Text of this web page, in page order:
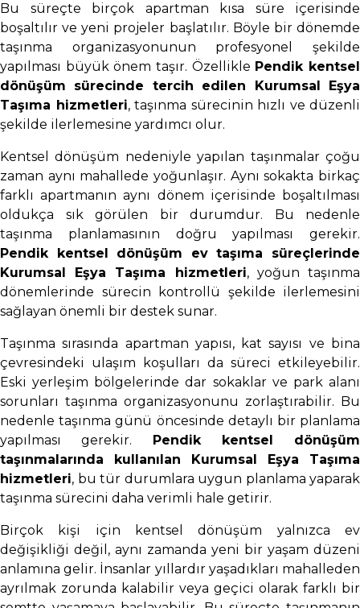
Bu süreçte birçok apartman kısa süre içerisinde
boşaltılır ve yeni projeler başlatılır. Böyle bir dönemde
taşınma organizasyonunun profesyonel şekilde
yapılması büyük önem taşır. Özellikle Pendik kentsel
dönüşüm sürecinde tercih edilen Kurumsal Eşya
Taşıma hizmetleri, taşınma sürecinin hızlı ve düzenli
şekilde ilerlemesine yardımcı olur.
Kentsel dönüşüm nedeniyle yapılan taşınmalar çoğu
zaman aynı mahallede yoğunlaşır. Aynı sokakta birkaç
farklı apartmanın aynı dönem içerisinde boşaltılması
oldukça sık görülen bir durumdur. Bu nedenle
taşınma planlamasının doğru yapılması gerekir.
Pendik kentsel dönüşüm ev taşıma süreçlerinde
Kurumsal Eşya Taşıma hizmetleri, yoğun taşınma
dönemlerinde sürecin kontrollü şekilde ilerlemesini
sağlayan önemli bir destek sunar.
Taşınma sırasında apartman yapısı, kat sayısı ve bina
çevresindeki ulaşım koşulları da süreci etkileyebilir.
Eski yerleşim bölgelerinde dar sokaklar ve park alanı
sorunları taşınma organizasyonunu zorlaştırabilir. Bu
nedenle taşınma günü öncesinde detaylı bir planlama
yapılması gerekir. Pendik kentsel dönüşüm
taşınmalarında kullanılan Kurumsal Eşya Taşıma
hizmetleri, bu tür durumlara uygun planlama yaparak
taşınma sürecini daha verimli hale getirir.
Birçok kişi için kentsel dönüşüm yalnızca ev
değişikliği değil, aynı zamanda yeni bir yaşam düzeni
anlamına gelir. İnsanlar yıllardır yaşadıkları mahalleden
ayrılmak zorunda kalabilir veya geçici olarak farklı bir